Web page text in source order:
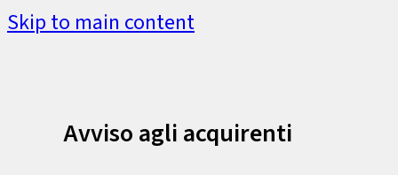
Skip to main content
Avviso agli acquirenti